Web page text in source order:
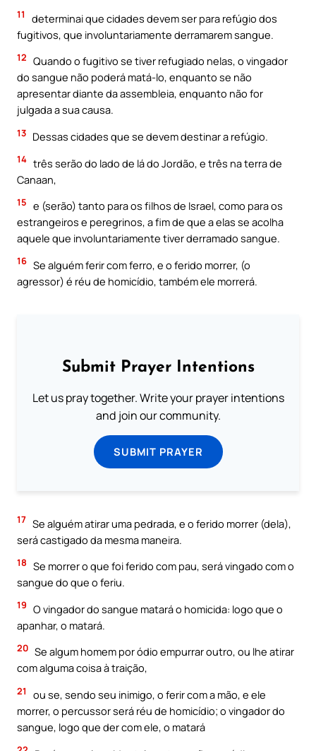
11
determinai que cidades devem ser para refúgio dos
fugitivos, que involuntariamente derramarem sangue.
12 Quando o fugitivo se tiver refugiado nelas, o vingador
do sangue não poderá matá-lo, enquanto se não
apresentar diante da assembleia, enquanto não for
julgada a sua causa.
13 Dessas cidades que se devem destinar a refúgio.
14 três serão do lado de lá do Jordão, e três na terra de
Canaan,
15 e (serão) tanto para os filhos de Israel, como para os
estrangeiros e peregrinos, a fim de que a elas se acolha
aquele que involuntariamente tiver derramado sangue.
16 Se alguém ferir com ferro, e o ferido morrer, (o
agressor) é réu de homicídio, também ele morrerá.
Submit Prayer Intentions
Let us pray together. Write your prayer intentions
and join our community.
SUBMIT PRAYER
17 Se alguém atirar uma pedrada, e o ferido morrer (dela),
será castigado da mesma maneira.
18 Se morrer o que foi ferido com pau, será vingado com o
sangue do que o feriu.
19 O vingador do sangue matará o homicida: logo que o
apanhar, o matará.
20 Se algum homem por ódio empurrar outro, ou lhe atirar
com alguma coisa à traição,
21
ou se, sendo seu inimigo, o ferir com a mão, e ele
morrer, o percussor será réu de homicídio; o vingador do
sangue, logo que der com ele, o matará